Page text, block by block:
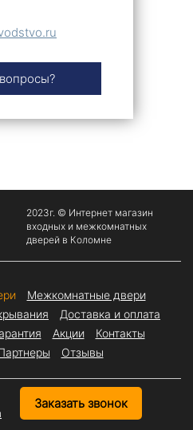
2023г. © Интернет магазин
входных и межкомнатных
дверей в Коломне
Межкомнатные двери
Доставка и оплата
Акции
Контакты
Отзывы
Заказать звонок